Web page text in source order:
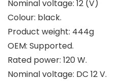
Nominal voltage: 12 (V)
Colour: black.
Product weight: 444g
OEM: Supported.
Rated power: 120 W.
Nominal voltage: DC 12 V.